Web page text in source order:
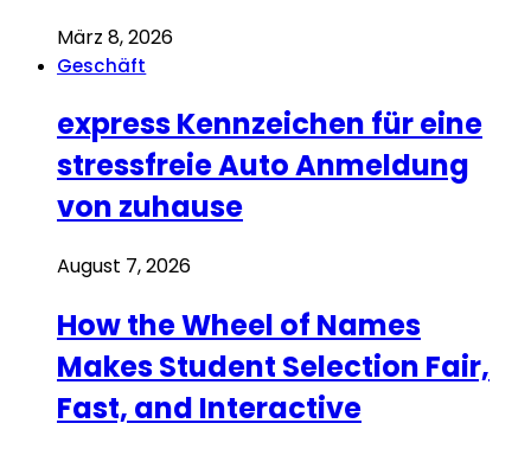
März 8, 2026
Geschäft
express Kennzeichen für eine
stressfreie Auto Anmeldung
von zuhause
August 7, 2026
How the Wheel of Names
Makes Student Selection Fair,
Fast, and Interactive